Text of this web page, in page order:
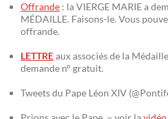
Offrande : la VIERGE MARIE a
MÉDAILLE. Faisons-le. Vous
offrande.
LETTREaux associés de la
demande n° gratuit.
Tweets du Pape Léon XIV